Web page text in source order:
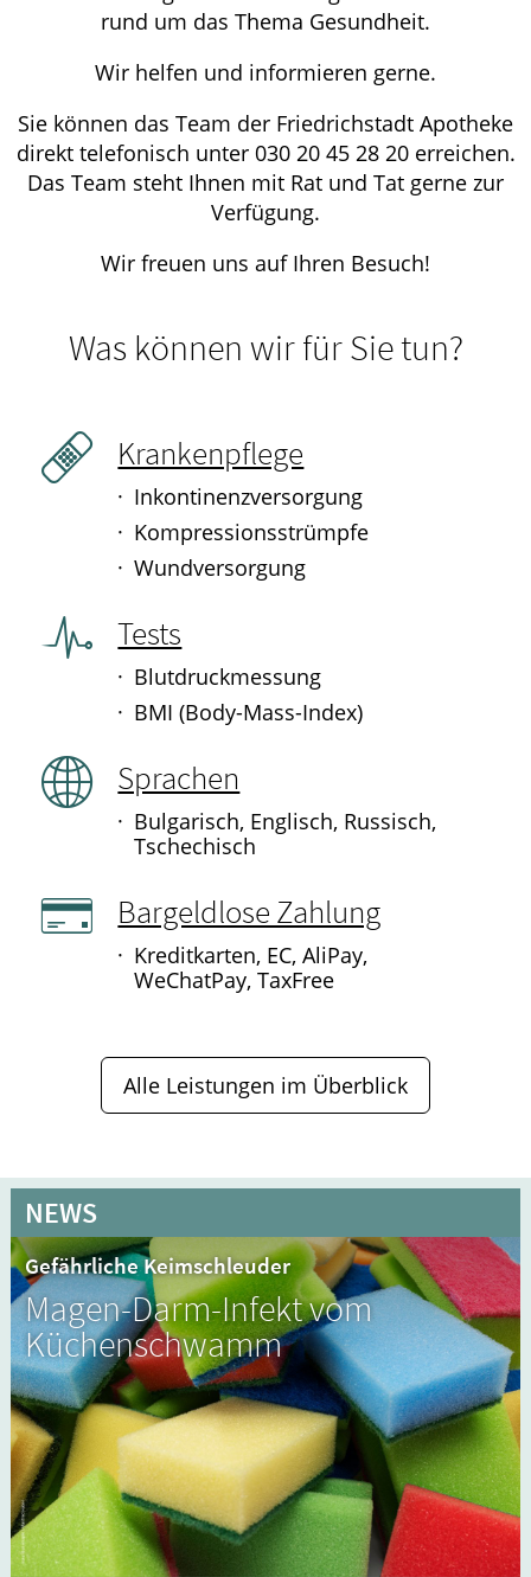
rund um das Thema Gesundheit.
Wir helfen und informieren gerne.
Sie können das Team der Friedrichstadt Apotheke
direkt telefonisch unter 030 20 45 28 20 erreichen.
Das Team steht Ihnen mit Rat und Tat gerne zur
Verfügung.
Wir freuen uns auf Ihren Besuch!
Was können wir für Sie tun?
Krankenpflege
Inkontinenzversorgung
Kompressionsstrümpfe
Wundversorgung
Tests
Blutdruckmessung
BMI (Body-Mass-Index)
Sprachen
Bulgarisch, Englisch, Russisch,
Tschechisch
Bargeldlose Zahlung
Kreditkarten, EC, AliPay,
WeChatPay, TaxFree
Alle Leistungen im Überblick
NEWS
Gefährliche Keimschleuder
Magen-Darm-Infekt vom
Küchenschwamm